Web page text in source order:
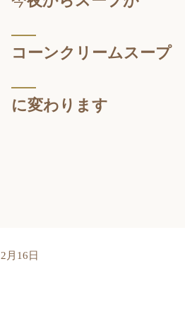
コーンクリームスープ
に変わります
2月16日